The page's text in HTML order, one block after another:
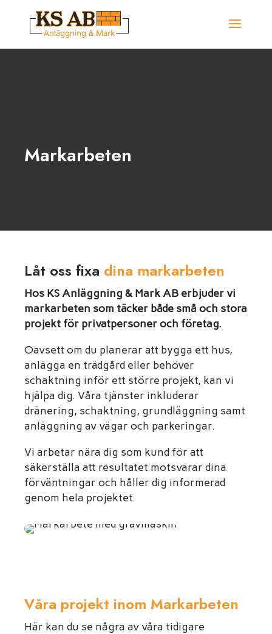
Markarbeten
Låt oss fixa dina markarbeten
Hos KS Anläggning & Mark AB erbjuder vi
markarbeten som täcker både små och stora
projekt för privatpersoner och företag.
Oavsett om du planerar att bygga ett hus,
anlägga en trädgård eller behöver
schaktning inför ett större projekt, kan vi
hjälpa dig. Våra tjänster inkluderar
dränering, schaktning, grundläggning samt
anläggning av vägar och parkeringar.
Vi arbetar nära dig som kund för att
säkerställa att resultatet motsvarar dina
förväntningar och håller dig informerad
genom hela projektet.
Våra projekt inom Markarbeten
Här kan du se några av våra tidigare